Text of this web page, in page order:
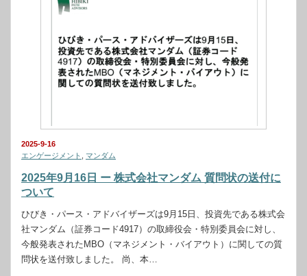
2025-9-16
エンゲージメント
マンダム
2025年9月16日 ー 株式会社マンダム 質問状の送付に
ついて
ひびき・パース・アドバイザーズは9月15日、投資先である株式会
社マンダム（証券コード4917）の取締役会・特別委員会に対し、
今般発表されたMBO（マネジメント・バイアウト）に関しての質
問状を送付致しました。 尚、本…